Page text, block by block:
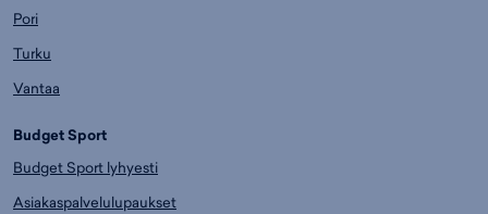
Pori
Turku
Vantaa
Budget Sport
Budget Sport lyhyesti
Asiakaspalvelulupaukset